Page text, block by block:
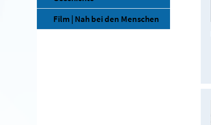
Film | Nah bei den Menschen